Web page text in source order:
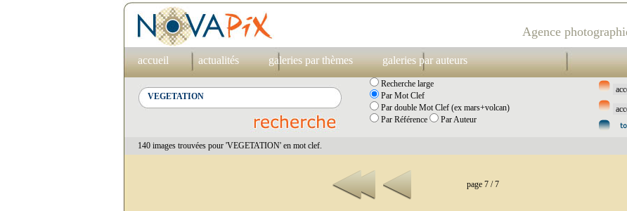
Agence
accueil actualités galeries par thèmes galeries par auteurs
Recherche large
Par Mot Clef
Par double Mot Clef (ex mars+volcan)
Par Référence
Par Auteur
140 images trouvées pour 'VEGETATION' en mot clef.
page 7 / 7